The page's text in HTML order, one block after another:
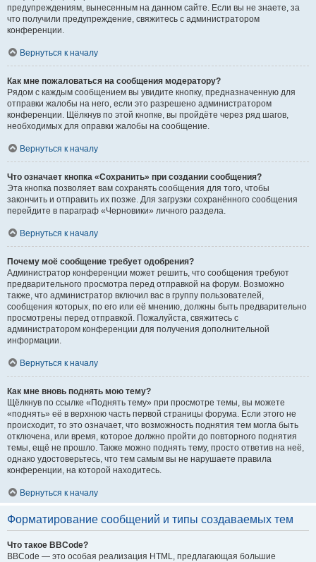
предупреждениям, вынесенным на данном сайте. Если вы не знаете, за
что получили предупреждение, свяжитесь с администратором
конференции.
Вернуться к началу
Как мне пожаловаться на сообщения модератору?
Рядом с каждым сообщением вы увидите кнопку, предназначенную для
отправки жалобы на него, если это разрешено администратором
конференции. Щёлкнув по этой кнопке, вы пройдёте через ряд шагов,
необходимых для оправки жалобы на сообщение.
Вернуться к началу
Что означает кнопка «Сохранить» при создании сообщения?
Эта кнопка позволяет вам сохранять сообщения для того, чтобы
закончить и отправить их позже. Для загрузки сохранённого сообщения
перейдите в параграф «Черновики» личного раздела.
Вернуться к началу
Почему моё сообщение требует одобрения?
Администратор конференции может решить, что сообщения требуют
предварительного просмотра перед отправкой на форум. Возможно
также, что администратор включил вас в группу пользователей,
сообщения которых, по его или её мнению, должны быть предварительно
просмотрены перед отправкой. Пожалуйста, свяжитесь с
администратором конференции для получения дополнительной
информации.
Вернуться к началу
Как мне вновь поднять мою тему?
Щёлкнув по ссылке «Поднять тему» при просмотре темы, вы можете
«поднять» её в верхнюю часть первой страницы форума. Если этого не
происходит, то это означает, что возможность поднятия тем могла быть
отключена, или время, которое должно пройти до повторного поднятия
темы, ещё не прошло. Также можно поднять тему, просто ответив на неё,
однако удостоверьтесь, что тем самым вы не нарушаете правила
конференции, на которой находитесь.
Вернуться к началу
Форматирование сообщений и типы создаваемых тем
Что такое BBCode?
BBCode — это особая реализация HTML, предлагающая большие